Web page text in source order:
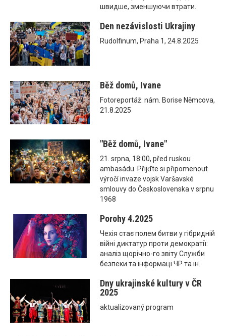
швидше, зменшуючи втрати.
Den nezávislosti Ukrajiny
Rudolfinum, Praha 1, 24.8.2025
Běž domů, Ivane
Fotoreportáž: nám. Borise Němcova,
21.8.2025
"Běž domů, Ivane"
21. srpna, 18:00, před ruskou
ambasádu. Přijďte si připomenout
výročí invaze vojsk Varšavské
smlouvy do Československa v srpnu
1968
Porohy 4.2025
Чехія стає полем битви у гібридній
війні диктатур проти демократії:
аналіз щорічно-го звіту Служби
безпеки та інформаці ЧР та ін.
Dny ukrajinské kultury v ČR
2025
aktualizovaný program